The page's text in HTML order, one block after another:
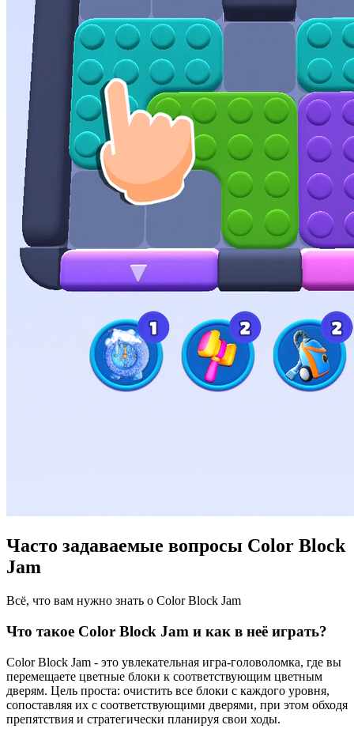
Часто задаваемые вопросы Color Block
Jam
Всё, что вам нужно знать о Color Block Jam
Что такое Color Block Jam и как в неё играть?
Color Block Jam - это увлекательная игра-головоломка, где вы
перемещаете цветные блоки к соответствующим цветным
дверям. Цель проста: очистить все блоки с каждого уровня,
сопоставляя их с соответствующими дверями, при этом обходя
препятствия и стратегически планируя свои ходы.